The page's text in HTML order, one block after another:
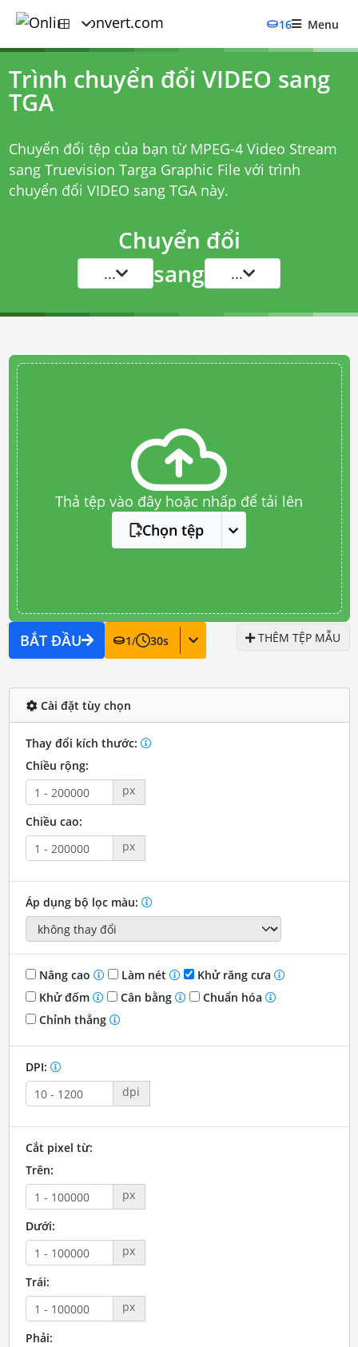
16 Menu
Trình chuyển đổi VIDEO sang
TGA
Chuyển đổi tệp của bạn từ MPEG-4 Video Stream
sang Truevision Targa Graphic File với trình
chuyển đổi VIDEO sang TGAnày.
Chuyển đổi
... sang ...
Thả tệp vào đây hoặc nhấp để tải lên
Chọn tệp
BẮT ĐẦU 1/ 30s THÊM TỆP MẪU
Cài đặt tùy chọn
Thay đổi kích thước:
Chiều rộng:
px
Chiều cao:
px
Áp dụng bộ lọc màu:
Nâng cao Làm nét
Khử răng cưa
Khử đốm
Cân bằng
Chuẩn hóa
Chỉnh thẳng
DPI:
dpi
Cắt pixel từ:
Trên:
px
Dưới:
px
Trái:
px
Phải: